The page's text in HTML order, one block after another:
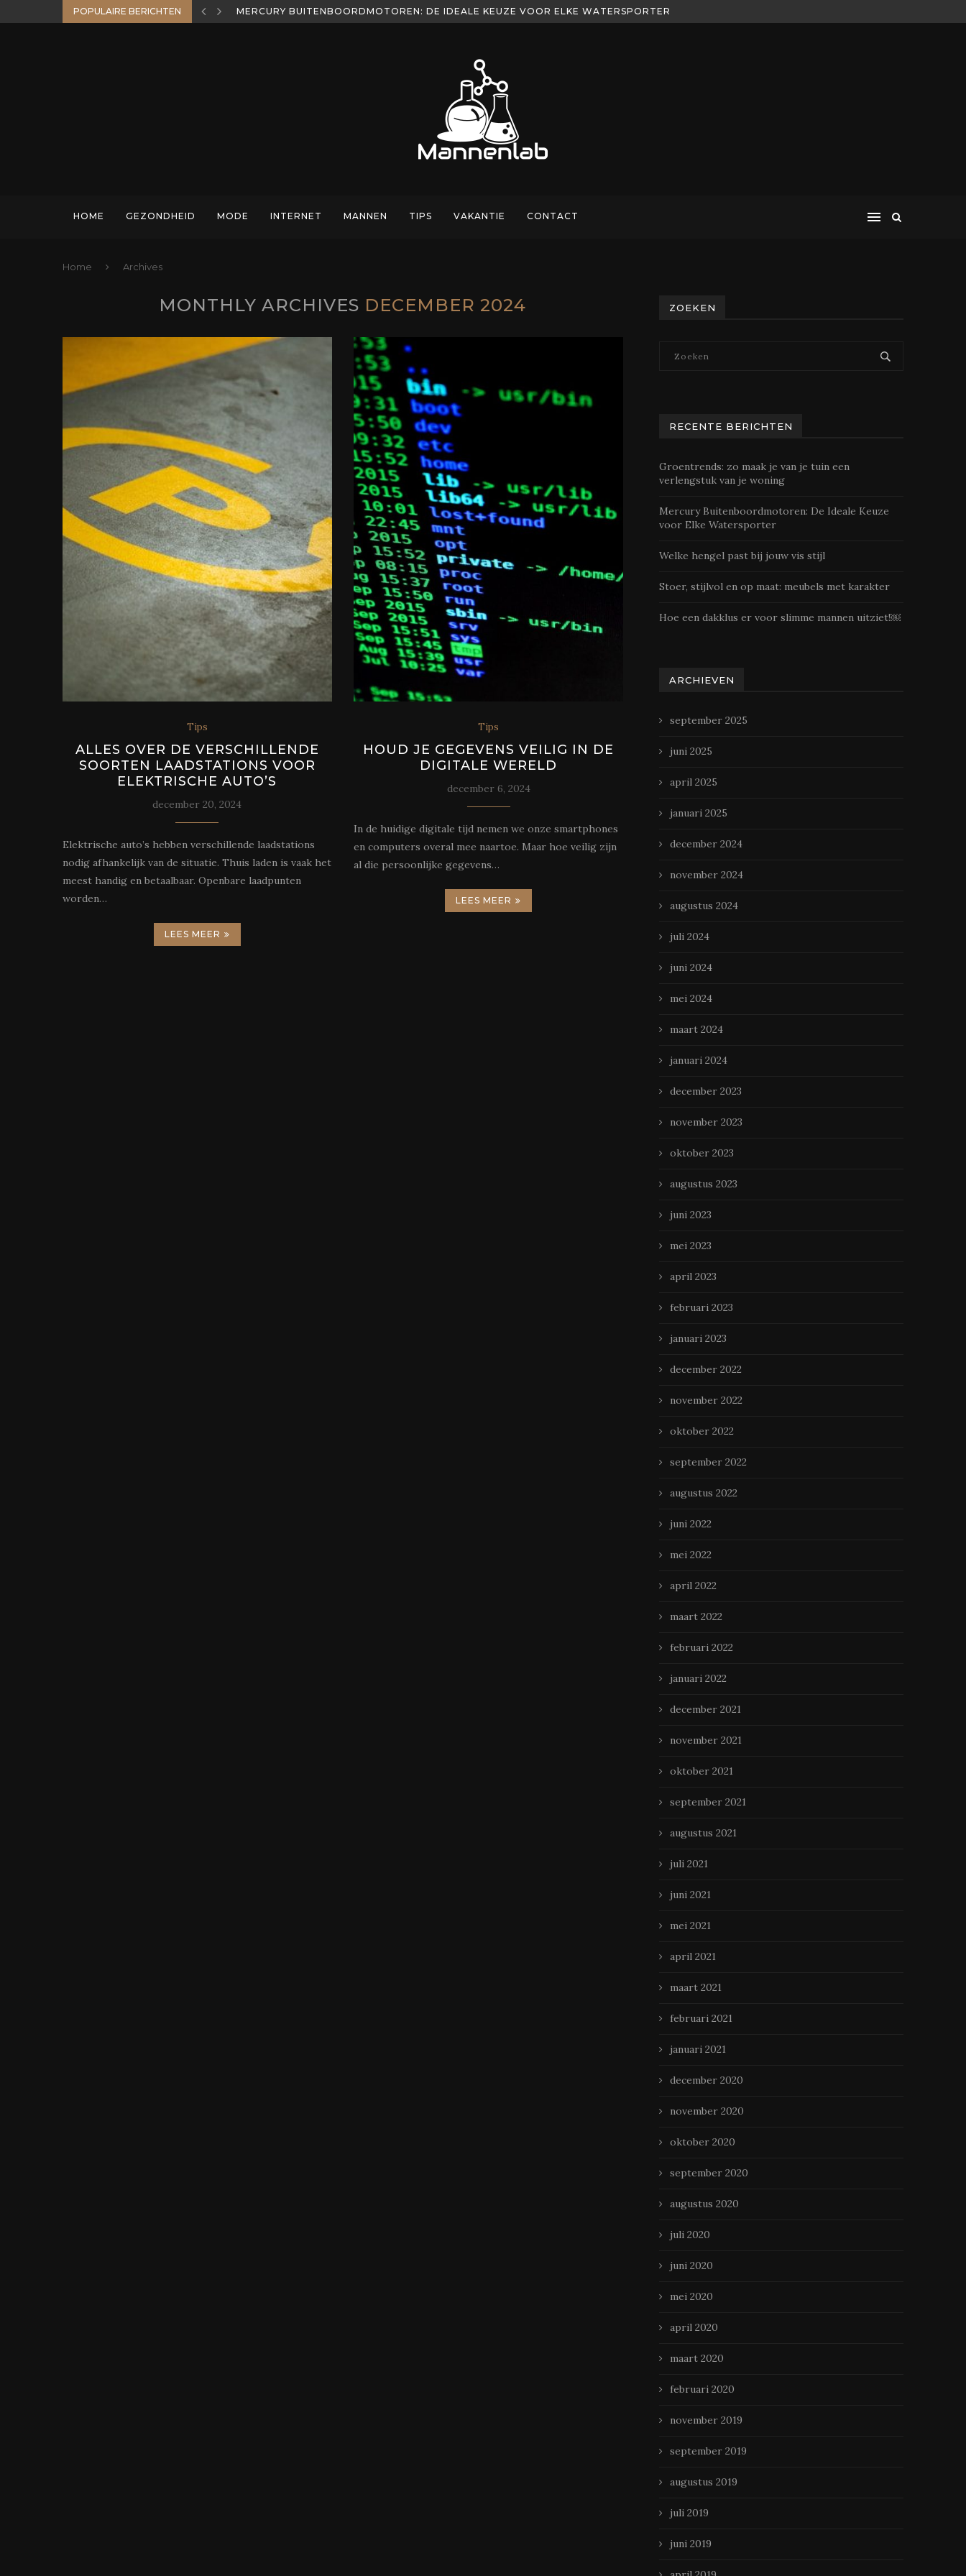
POPULAIRE BERICHTEN MERCURY BUITENBOORDMOTOREN: DE IDEALE KEUZE VOOR ELKE WATERSPORTER
HOME GEZONDHEID MODE INTERNET MANNEN TIPS VAKANTIE CONTACT
Home Archives
MONTHLY ARCHIVES DECEMBER 2024
Tips
ALLES OVER DE VERSCHILLENDE
SOORTEN LAADSTATIONS VOOR
ELEKTRISCHE AUTO’S
december 20, 2024
Elektrische auto’s hebben verschillende laadstations
nodig afhankelijk van de situatie. Thuis laden is vaak het
meest handig en betaalbaar. Openbare laadpunten
worden…
LEES MEER
Tips
HOUD JE GEGEVENS VEILIG IN DE
DIGITALE WERELD
december 6, 2024
In de huidige digitale tijd nemen we onze smartphones
en computers overal mee naartoe. Maar hoe veilig zijn
al die persoonlijke gegevens…
LEES MEER
ZOEKEN
RECENTE BERICHTEN
Groentrends: zo maak je van je tuin een
verlengstuk van je woning
Mercury Buitenboordmotoren: De Ideale Keuze
voor Elke Watersporter
Welke hengel past bij jouw vis stijl
Stoer, stijlvol en op maat: meubels met karakter
Hoe een dakklus er voor slimme mannen uitziet!￼
ARCHIEVEN
september 2025
juni 2025
april 2025
januari 2025
december 2024
november 2024
augustus 2024
juli 2024
juni 2024
mei 2024
maart 2024
januari 2024
december 2023
november 2023
oktober 2023
augustus 2023
juni 2023
mei 2023
april 2023
februari 2023
januari 2023
december 2022
november 2022
oktober 2022
september 2022
augustus 2022
juni 2022
mei 2022
april 2022
maart 2022
februari 2022
januari 2022
december 2021
november 2021
oktober 2021
september 2021
augustus 2021
juli 2021
juni 2021
mei 2021
april 2021
maart 2021
februari 2021
januari 2021
december 2020
november 2020
oktober 2020
september 2020
augustus 2020
juli 2020
juni 2020
mei 2020
april 2020
maart 2020
februari 2020
november 2019
september 2019
augustus 2019
juli 2019
juni 2019